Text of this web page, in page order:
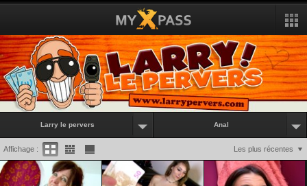
Larry le pervers Anal
Les plus récentes
Affichage :